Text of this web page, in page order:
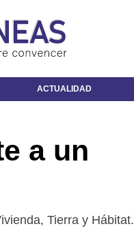
ACTUALIDAD
a un
Tierra y Hábitat.